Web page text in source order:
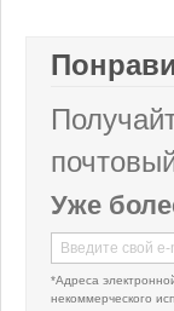
Уже
*Адреса
некоммерческого